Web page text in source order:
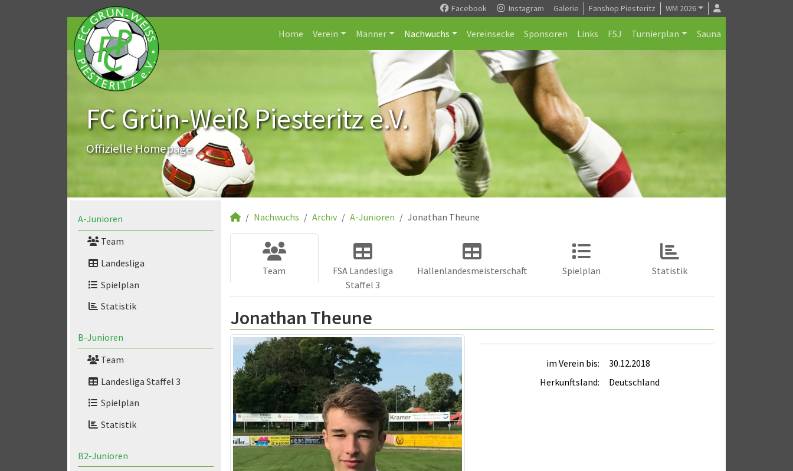
Facebook Instagram Galerie Fanshop Piesteritz WM 2026
Home Verein Männer Nachwuchs Vereinsecke Sponsoren Links FSJ Turnierplan Sauna
FC Grün-Weiß Piesteritz e.V.
Offizielle Homepage
A-Junioren
Team
Landesliga
Spielplan
Statistik
B-Junioren
Team
Landesliga Staffel 3
Spielplan
Statistik
B2-Junioren
Nachwuchs Archiv A-Junioren Jonathan Theune
Team
FSA Landesliga
Staffel 3
Hallenlandesmeisterschaft Spielplan Statistik
Jonathan Theune
im Verein bis:
30.12.2018
Herkunftsland:
Deutschland